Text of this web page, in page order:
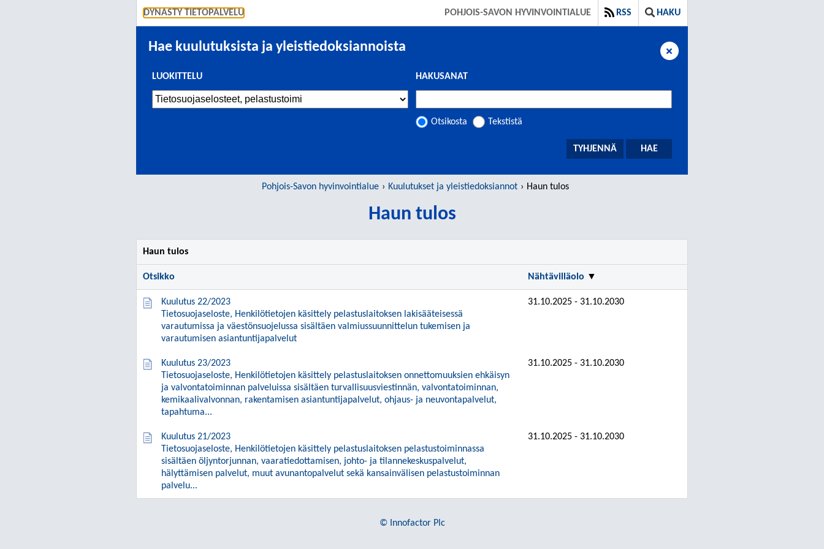
DYNASTY TIETOPALVELU SIIRRY SUORAAN PÄÄSISÄLTÖÖNPOHJOIS-SAVON HYVINVOINTIALUE RSS HAKU
Hae kuulutuksista ja yleistiedoksiannoista
LUOKITTELU HAKUSANAT
Otsikosta Tekstistä
Pohjois-Savon hyvinvointialue Kuulutukset ja yleistiedoksiannot Haun tulos
Haun tulos
Haun tulos
Otsikko Nähtävilläolo ▼
Kuulutus 22/2023
Tietosuojaseloste, Henkilötietojen käsittely pelastuslaitoksen lakisääteisessä
varautumissa ja väestönsuojelussa sisältäen valmiussuunnittelun tukemisen ja
varautumisen asiantuntijapalvelut
31.10.2025 - 31.10.2030
Kuulutus 23/2023
Tietosuojaseloste, Henkilötietojen käsittely pelastuslaitoksen onnettomuuksien ehkäisyn
ja valvontatoiminnan palveluissa sisältäen turvallisuusviestinnän, valvontatoiminnan,
kemikaalivalvonnan, rakentamisen asiantuntijapalvelut, ohjaus- ja neuvontapalvelut,
tapahtuma...
31.10.2025 - 31.10.2030
Kuulutus 21/2023
Tietosuojaseloste, Henkilötietojen käsittely pelastuslaitoksen pelastustoiminnassa
sisältäen öljyntorjunnan, vaaratiedottamisen, johto- ja tilannekeskuspalvelut,
hälyttämisen palvelut, muut avunantopalvelut sekä kansainvälisen pelastustoiminnan
palvelu...
31.10.2025 - 31.10.2030
© Innofactor Plc